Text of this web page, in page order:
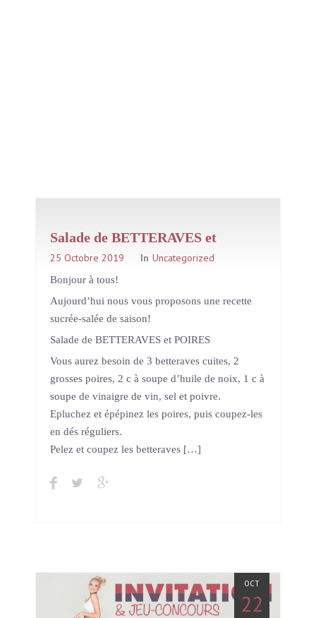
Salade de BETTERAVES et
POIRES
25 Octobre 2019 In Uncategorized
Bonjour à tous!
Aujourd’hui nous vous proposons une recette
sucrée-salée de saison!
Salade de BETTERAVES et POIRES
Vous aurez besoin de 3 betteraves cuites, 2
grosses poires, 2 c à soupe d’huile de noix, 1 c à
soupe de vinaigre de vin, sel et poivre.
Epluchez et épépinez les poires, puis coupez-les
en dés réguliers.
Pelez et coupez les betteraves […]
OCT
22